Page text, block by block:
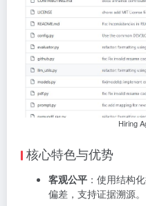
Hiring
核心特色与优势
客观公平 ：使用结构
偏差，支持证据溯源。